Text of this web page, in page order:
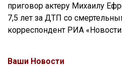
приговор актеру Михаилу
7,5 лет за ДТП со
корреспондент РИА
Ваши Новости